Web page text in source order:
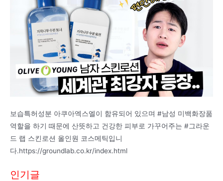
보습특허성분 아쿠아엑스엘이 함유되어 있으며 #남성 미백화장품
역할을 하기 때문에 산뜻하고 건강한 피부로 가꾸어주는 #그라운
드 랩 스킨로션 올인원 코스메틱입니
다.https://groundlab.co.kr/index.html
인기글